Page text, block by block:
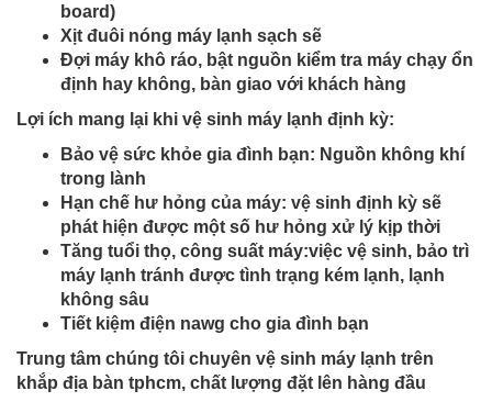
board)
Xịt đuôi nóng máy lạnh sạch sẽ
Đợi máy khô ráo, bật nguồn kiểm tra máy chạy ổn
định hay không, bàn giao với khách hàng
Lợi ích mang lại khi vệ sinh máy lạnh định kỳ:
Bảo vệ sức khỏe gia đình bạn: Nguồn không khí
trong lành
Hạn chế hư hỏng của máy: vệ sinh định kỳ sẽ
phát hiện được một số hư hỏng xử lý kịp thời
Tăng tuổi thọ, công suất máy:việc vệ sinh, bảo trì
máy lạnh tránh được tình trạng kém lạnh, lạnh
không sâu
Tiết kiệm điện nawg cho gia đình bạn
Trung tâm chúng tôi chuyên vệ sinh máy lạnh trên
khắp địa bàn tphcm, chất lượng đặt lên hàng đầu